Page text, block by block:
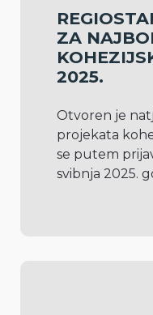
ZA
2025.
Otvoren je
projekata
se putem
svibnja 2025.